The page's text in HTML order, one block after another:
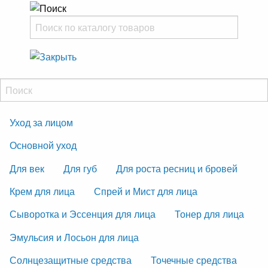
Уход за лицом
Основной уход
Для век
Для губ
Для роста ресниц и бровей
Крем для лица
Спрей и Мист для лица
Сыворотка и Эссенция для лица
Тонер для лица
Эмульсия и Лосьон для лица
Солнцезащитные средства
Точечные средства